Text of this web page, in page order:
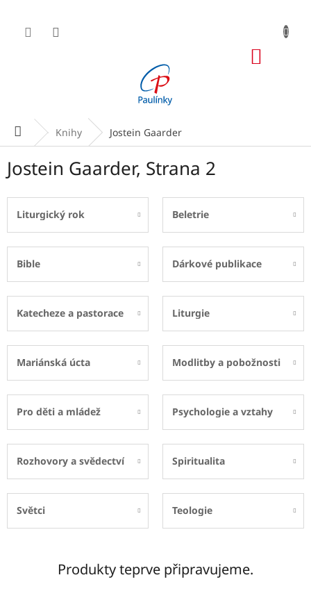
obsah
Domů Knihy Jostein Gaarder
Jostein Gaarder, Strana 2
Liturgický rok Beletrie
Bible Dárkové publikace
Katecheze a pastorace Liturgie
Mariánská úcta Modlitby a pobožnosti
Pro děti a mládež Psychologie a vztahy
Rozhovory a svědectví Spiritualita
Světci Teologie
Produkty teprve připravujeme.